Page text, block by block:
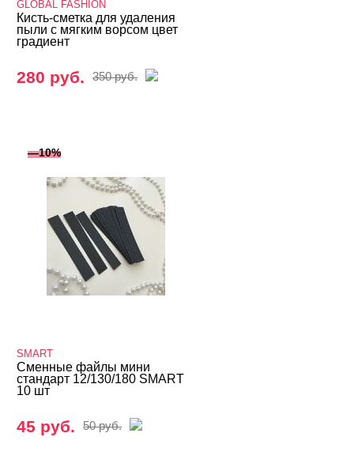
GLOBAL FASHION
Кисть-сметка для удаления
пыли с мягким ворсом цвет
градиент
280 руб. 350 руб.
—10%
SMART
Сменные файлы мини
стандарт 12/130/180 SMART
10 шт
45 руб. 50 руб.